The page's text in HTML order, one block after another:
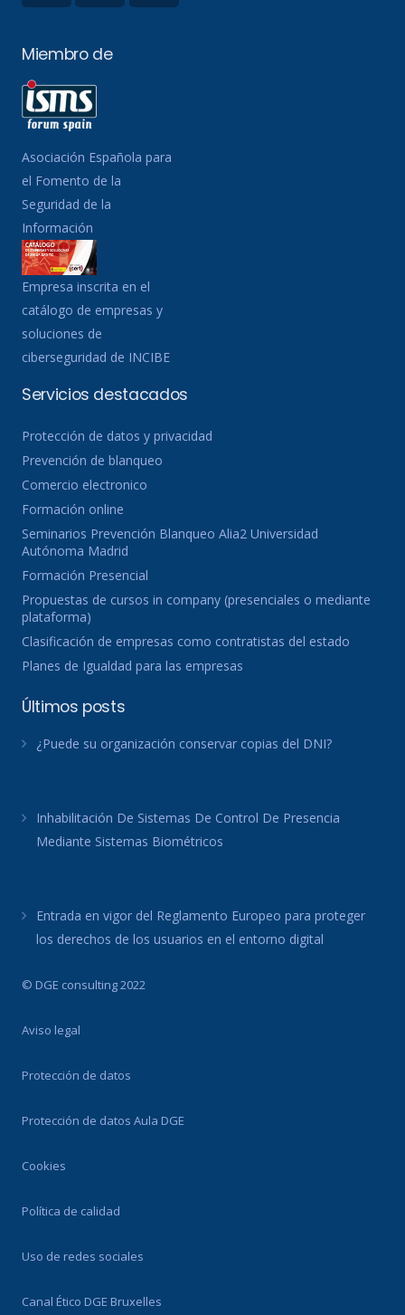
Miembro de
Asociación Española para
el Fomento de la
Seguridad de la
Información
Empresa inscrita en el
catálogo de empresas y
soluciones de
ciberseguridad de INCIBE
Servicios destacados
Protección de datos y privacidad
Prevención de blanqueo
Comercio electronico
Formación online
Seminarios Prevención Blanqueo Alia2 Universidad
Autónoma Madrid
Formación Presencial
Propuestas de cursos in company (presenciales o mediante
plataforma)
Clasificación de empresas como contratistas del estado
Planes de Igualdad para las empresas
Últimos posts
¿Puede su organización conservar copias del DNI?
Inhabilitación De Sistemas De Control De Presencia
Mediante Sistemas Biométricos
Entrada en vigor del Reglamento Europeo para proteger
los derechos de los usuarios en el entorno digital
© DGE consulting 2022
Aviso legal
Protección de datos
Protección de datos Aula DGE
Cookies
Política de calidad
Uso de redes sociales
Canal Ético DGE Bruxelles